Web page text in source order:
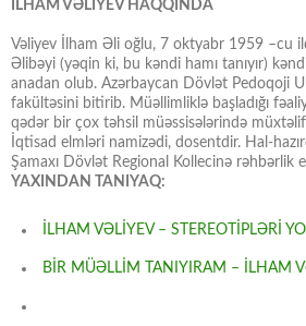
İLHAM VƏLİYEV HAQQINDA
Vəliyev İlham Əli oğlu, 7 oktyabr 1959 –cu
Əlibəyi (yəqin ki, bu kəndi hamı tanıyır)
anadan olub. Azərbaycan Dövlət Pedoqoji
fakültəsini bitirib. Müəllimliklə başladığı
qədər bir çox təhsil müəssisələrində müxtəlif
İqtisad elmləri namizədi, dosentdir. Hal-
Şamaxı Dövlət Regional Kollecinə rəhbərlik
YAXINDAN TANIYAQ:
İLHAM VƏLİYEV – STEREOTİPLƏRİ
BİR MÜƏLLİM TANIYIRAM – İLHAM